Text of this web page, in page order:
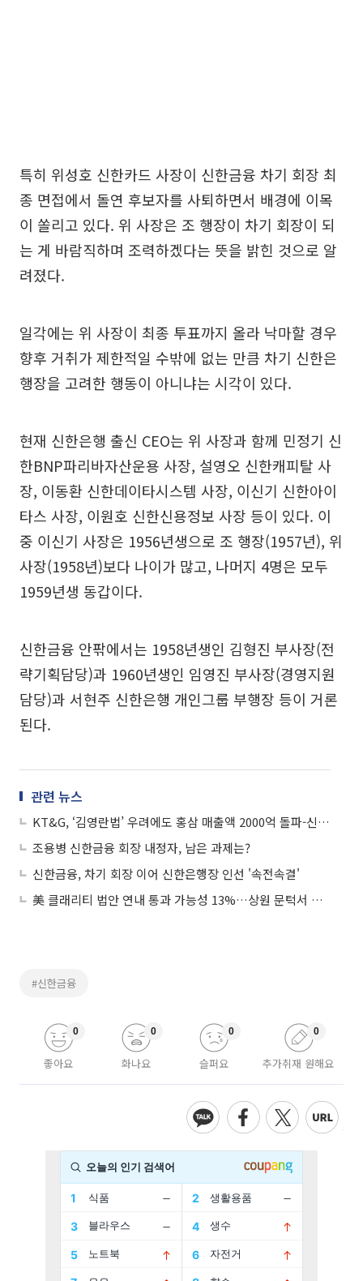
특히 위성호 신한카드 사장이 신한금융 차기 회장 최
종 면접에서 돌연 후보자를 사퇴하면서 배경에 이목
이 쏠리고 있다. 위 사장은 조 행장이 차기 회장이 되
는 게 바람직하며 조력하겠다는 뜻을 밝힌 것으로 알
려졌다.
일각에는 위 사장이 최종 투표까지 올라 낙마할 경우
향후 거취가 제한적일 수밖에 없는 만큼 차기 신한은
행장을 고려한 행동이 아니냐는 시각이 있다.
현재 신한은행 출신 CEO는 위 사장과 함께 민정기 신
한BNP파리바자산운용 사장, 설영오 신한캐피탈 사
장, 이동환 신한데이타시스템 사장, 이신기 신한아이
타스 사장, 이원호 신한신용정보 사장 등이 있다. 이
중 이신기 사장은 1956년생으로 조 행장(1957년), 위
사장(1958년)보다 나이가 많고, 나머지 4명은 모두
1959년생 동갑이다.
신한금융 안팎에서는 1958년생인 김형진 부사장(전
략기획담당)과 1960년생인 임영진 부사장(경영지원
담당)과 서현주 신한은행 개인그룹 부행장 등이 거론
된다.
관련 뉴스
KT&G, ‘김영란법’ 우려에도 홍삼 매출액 2000억 돌파-신한금융투자
조용병 신한금융 회장 내정자, 남은 과제는?
신한금융, 차기 회장 이어 신한은행장 인선 '속전속결'
美 클래리티 법안 연내 통과 가능성 13%…상원 문턱서 제동
#신한금융
좋아요
0
화나요
0
슬퍼요
0
추가취재 원해요
0